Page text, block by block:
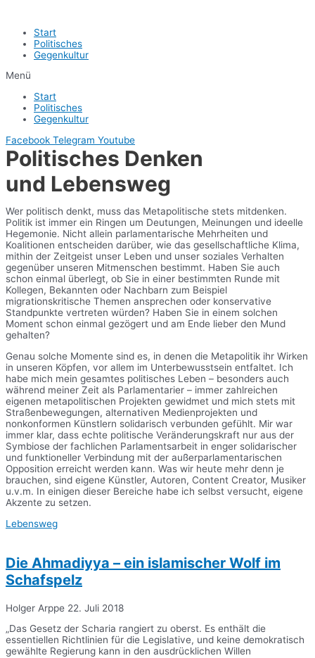
Start
Politisches
Gegenkultur
Menü
Start
Politisches
Gegenkultur
Facebook Telegram Youtube
Politisches Denken
und Lebensweg
Wer politisch denkt, muss das Metapolitische stets mitdenken.
Politik ist immer ein Ringen um Deutungen, Meinungen und ideelle
Hegemonie. Nicht allein parlamentarische Mehrheiten und
Koalitionen entscheiden darüber, wie das gesellschaftliche Klima,
mithin der Zeitgeist unser Leben und unser soziales Verhalten
gegenüber unseren Mitmenschen bestimmt. Haben Sie auch
schon einmal überlegt, ob Sie in einer bestimmten Runde mit
Kollegen, Bekannten oder Nachbarn zum Beispiel
migrationskritische Themen ansprechen oder konservative
Standpunkte vertreten würden? Haben Sie in einem solchen
Moment schon einmal gezögert und am Ende lieber den Mund
gehalten?
Genau solche Momente sind es, in denen die Metapolitik ihr Wirken
in unseren Köpfen, vor allem im Unterbewusstsein entfaltet. Ich
habe mich mein gesamtes politisches Leben – besonders auch
während meiner Zeit als Parlamentarier – immer zahlreichen
eigenen metapolitischen Projekten gewidmet und mich stets mit
Straßenbewegungen, alternativen Medienprojekten und
nonkonformen Künstlern solidarisch verbunden gefühlt. Mir war
immer klar, dass echte politische Veränderungskraft nur aus der
Symbiose der fachlichen Parlamentsarbeit in enger solidarischer
und funktioneller Verbindung mit der außerparlamentarischen
Opposition erreicht werden kann. Was wir heute mehr denn je
brauchen, sind eigene Künstler, Autoren, Content Creator, Musiker
u.v.m. In einigen dieser Bereiche habe ich selbst versucht, eigene
Akzente zu setzen.
Lebensweg
Die Ahmadiyya – ein islamischer Wolf im
Schafspelz
Holger Arppe 22. Juli 2018
„Das Gesetz der Scharia rangiert zu oberst. Es enthält die
essentiellen Richtlinien für die Legislative, und keine demokratisch
gewählte Regierung kann in den ausdrücklichen Willen